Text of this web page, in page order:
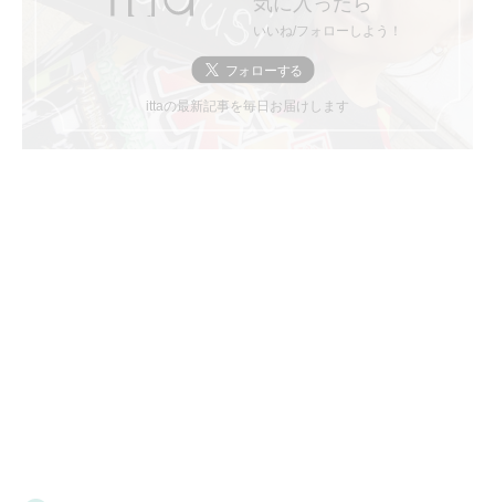
いいね/フォローしよう！
ittaの最新記事を毎日お届けします